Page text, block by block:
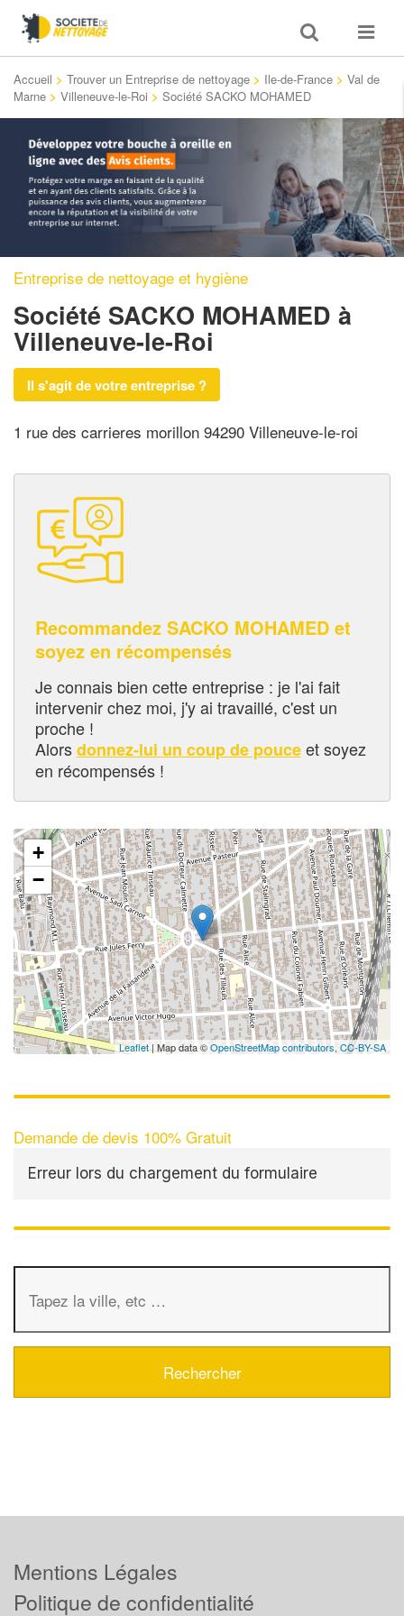
Toggle
search
Toggle
Accueil > Trouver un Entreprise de nettoyage > Ile-de-France > Val de
Marne > Villeneuve-le-Roi > Société SACKO MOHAMED
Entreprise de nettoyage et hygiène
Société SACKO MOHAMED à
Villeneuve-le-Roi
Il s'agit de votre entreprise ?
1 rue des carrieres morillon 94290 Villeneuve-le-roi
Recommandez SACKO MOHAMED et
soyez en récompensés
Je connais bien cette entreprise : je l'ai fait
intervenir chez moi, j'y ai travaillé, c'est un
proche !
Alorsdonnez-lui un coup de pouceet soyez
en récompensés !
+
−
Leaflet| Map data ©OpenStreetMap contributors, CC-BY-SA
Demande de devis 100% Gratuit
Erreur lors du chargement du formulaire
Mentions Légales
Politique de confidentialité